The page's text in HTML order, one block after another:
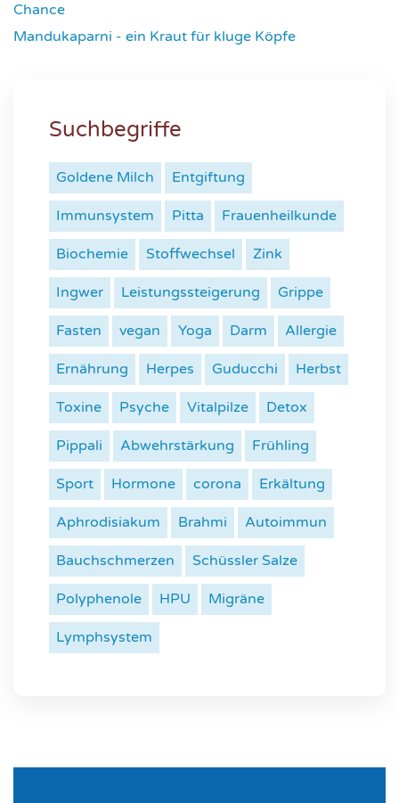
Chance
Mandukaparni - ein Kraut für kluge Köpfe
Suchbegriffe
Goldene Milch Entgiftung
Immunsystem Pitta Frauenheilkunde
Biochemie Stoffwechsel Zink
Ingwer Leistungssteigerung Grippe
Fasten vegan Yoga Darm Allergie
Ernährung Herpes Guducchi Herbst
Toxine Psyche Vitalpilze Detox
Pippali Abwehrstärkung Frühling
Sport Hormone corona Erkältung
Aphrodisiakum Brahmi Autoimmun
Bauchschmerzen Schüssler Salze
Polyphenole HPU Migräne
Lymphsystem